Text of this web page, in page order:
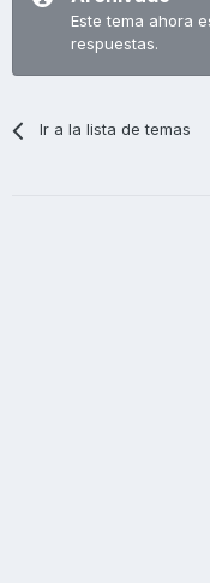
Este tema ahora
respuestas.
Ir a la lista de temas